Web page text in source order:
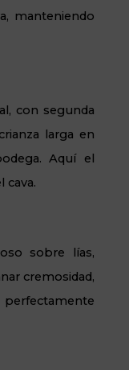
manteniendo
con segunda
larga en
Aquí el
cava.
sobre lías,
cremosidad,